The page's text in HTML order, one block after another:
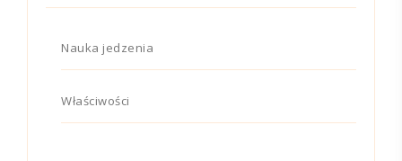
Nauka jedzenia
Właściwości